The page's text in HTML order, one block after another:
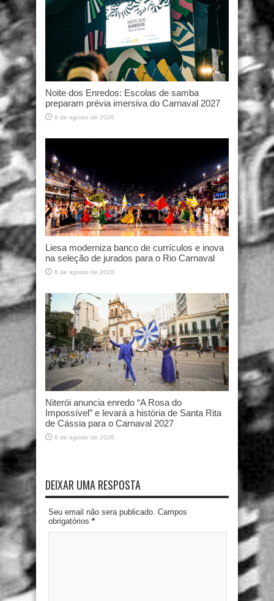
Noite dos Enredos: Escolas de samba
preparam prévia imersiva do Carnaval 2027
6 de agosto de 2026
Liesa moderniza banco de currículos e inova
na seleção de jurados para o Rio Carnaval
6 de agosto de 2026
Niterói anuncia enredo “A Rosa do
Impossível” e levará a história de Santa Rita
de Cássia para o Carnaval 2027
6 de agosto de 2026
DEIXAR UMA RESPOSTA
Seu email não sera publicado. Campos
obrigatórios *